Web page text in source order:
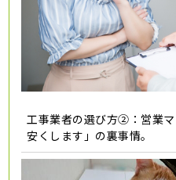
工事業者の選び方②：営業マ
安くします」の裏事情。